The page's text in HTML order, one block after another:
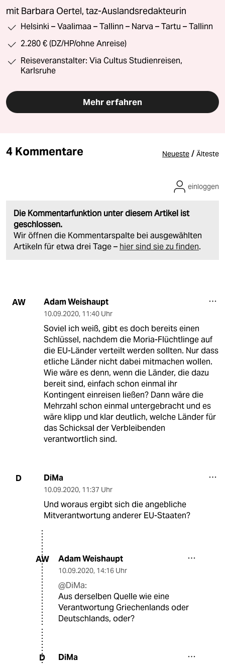
mit Barbara Oertel, taz-Auslandsredakteurin
Helsinki – Vaalimaa – Tallinn – Narva – Tartu – Tallinn
2.280 € (DZ/HP/ohne Anreise)
Reiseveranstalter: Via Cultus Studienreisen,
Karlsruhe
Mehr erfahren
4 Kommentare Neueste / Älteste
Die Kommentarfunktion unter diesem Artikel ist
geschlossen.
Wir öffnen die Kommentarspalte bei ausgewählten
Artikeln für etwa drei Tage – hier sind sie zu finden.
einloggen
AW Adam Weishaupt
10.09.2020, 11:40 Uhr
Soviel ich weiß, gibt es doch bereits einen
Schlüssel, nachdem die Moria-Flüchtlinge auf
die EU-Länder verteilt werden sollten. Nur dass
etliche Länder nicht dabei mitmachen wollen.
Wie wäre es denn, wenn die Länder, die dazu
bereit sind, einfach schon einmal ihr
Kontingent einreisen ließen? Dann wäre die
Mehrzahl schon einmal untergebracht und es
wäre klipp und klar deutlich, welche Länder für
das Schicksal der Verbleibenden
verantwortlich sind.
D DiMa
10.09.2020, 11:37 Uhr
Und woraus ergibt sich die angebliche
Mitverantwortung anderer EU-Staaten?
AW Adam Weishaupt
10.09.2020, 14:16 Uhr
@DiMa:
Aus derselben Quelle wie eine
Verantwortung Griechenlands oder
Deutschlands, oder?
D DiMa